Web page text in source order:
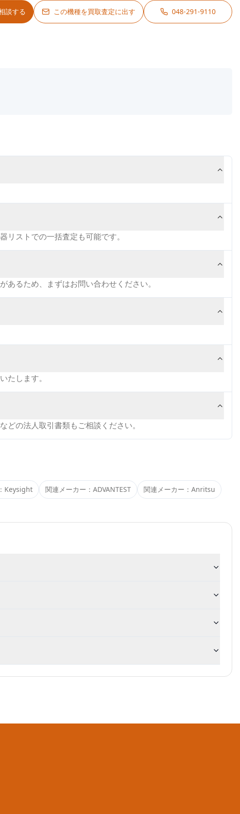
談する この機種を買取査定に出す 048-291-9110
ストでの一括査定も可能です。
るため、まずはお問い合わせください。
たします。
の法人取引書類もご相談ください。
Keysight 関連メーカー： ADVANTEST 関連メーカー： Anritsu